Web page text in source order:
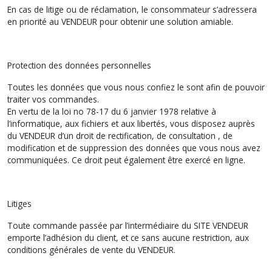
En cas de litige ou de réclamation, le consommateur s’adressera
en priorité au VENDEUR pour obtenir une solution amiable.
Protection des données personnelles
Toutes les données que vous nous confiez le sont afin de pouvoir
traiter vos commandes.
En vertu de la loi no 78-17 du 6 janvier 1978 relative à
l’informatique, aux fichiers et aux libertés, vous disposez auprès
du VENDEUR d’un droit de rectification, de consultation , de
modification et de suppression des données que vous nous avez
communiquées. Ce droit peut également être exercé en ligne.
Litiges
Toute commande passée par l’intermédiaire du SITE VENDEUR
emporte l’adhésion du client, et ce sans aucune restriction, aux
conditions générales de vente du VENDEUR.